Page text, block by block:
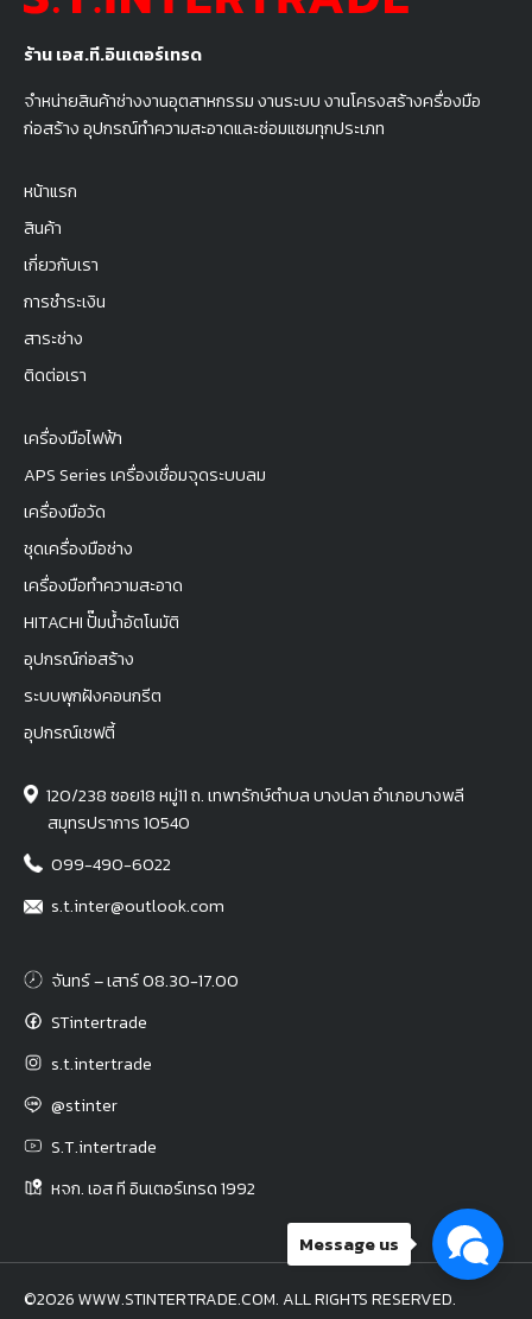
ร้าน เอส.ที.อินเตอร์เทรด
จำหน่ายสินค้าช่างงานอุตสาหกรรม งานระบบ งานโครงสร้างครื่องมือ
ก่อสร้าง อุปกรณ์ทำความสะอาดและซ่อมแซมทุกประเภท
หน้าแรก
สินค้า
เกี่ยวกับเรา
การชำระเงิน
สาระช่าง
ติดต่อเรา
เครื่องมือไฟฟ้า
APS Series เครื่องเชื่อมจุดระบบลม
เครื่องมือวัด
ชุดเครื่องมือช่าง
เครื่องมือทำความสะอาด
HITACHI ปั๊มน้ำอัตโนมัติ
อุปกรณ์ก่อสร้าง
ระบบพุกฝังคอนกรีต
อุปกรณ์เซฟตี้
120/238 ซอย18 หมู่11 ถ. เทพารักษ์ตำบล บางปลา อำเภอบางพลี
สมุทรปราการ 10540
099-490-6022
s.t.inter@outlook.com
จันทร์ – เสาร์ 08.30-17.00
STintertrade
s.t.intertrade
@stinter
S.T.intertrade
หจก. เอส ที อินเตอร์เทรด 1992
©2026 WWW.STINTERTRADE.COM. ALL RIGHTS RESERVED.
Message us